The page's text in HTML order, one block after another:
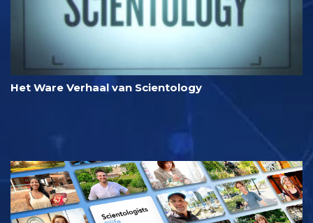
Het Ware Verhaal van Scientology